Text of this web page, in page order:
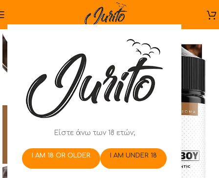
Είστε άνω των 18 ετών;
I AM 18 OR OLDER I AM UNDER 18